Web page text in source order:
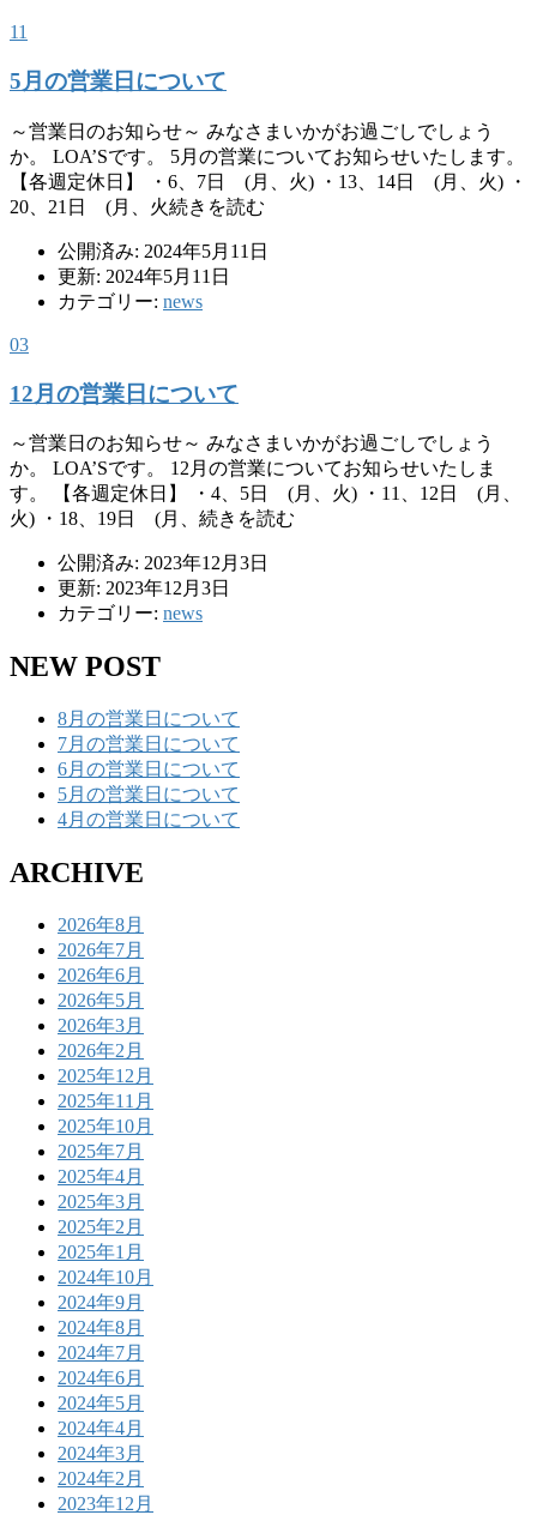
11
5月の営業日について
～営業日のお知らせ～ みなさまいかがお過ごしでしょう
か。 LOA’Sです。 5月の営業についてお知らせいたします。
【各週定休日】 ・6、7日 (月、火) ・13、14日 (月、火) ・
20、21日 (月、火続きを読む
公開済み: 2024年5月11日
更新: 2024年5月11日
カテゴリー: news
03
12月の営業日について
～営業日のお知らせ～ みなさまいかがお過ごしでしょう
か。 LOA’Sです。 12月の営業についてお知らせいたしま
す。 【各週定休日】 ・4、5日 (月、火) ・11、12日 (月、
火) ・18、19日 (月、続きを読む
公開済み: 2023年12月3日
更新: 2023年12月3日
カテゴリー: news
NEW POST
8月の営業日について
7月の営業日について
6月の営業日について
5月の営業日について
4月の営業日について
ARCHIVE
2026年8月
2026年7月
2026年6月
2026年5月
2026年3月
2026年2月
2025年12月
2025年11月
2025年10月
2025年7月
2025年4月
2025年3月
2025年2月
2025年1月
2024年10月
2024年9月
2024年8月
2024年7月
2024年6月
2024年5月
2024年4月
2024年3月
2024年2月
2023年12月